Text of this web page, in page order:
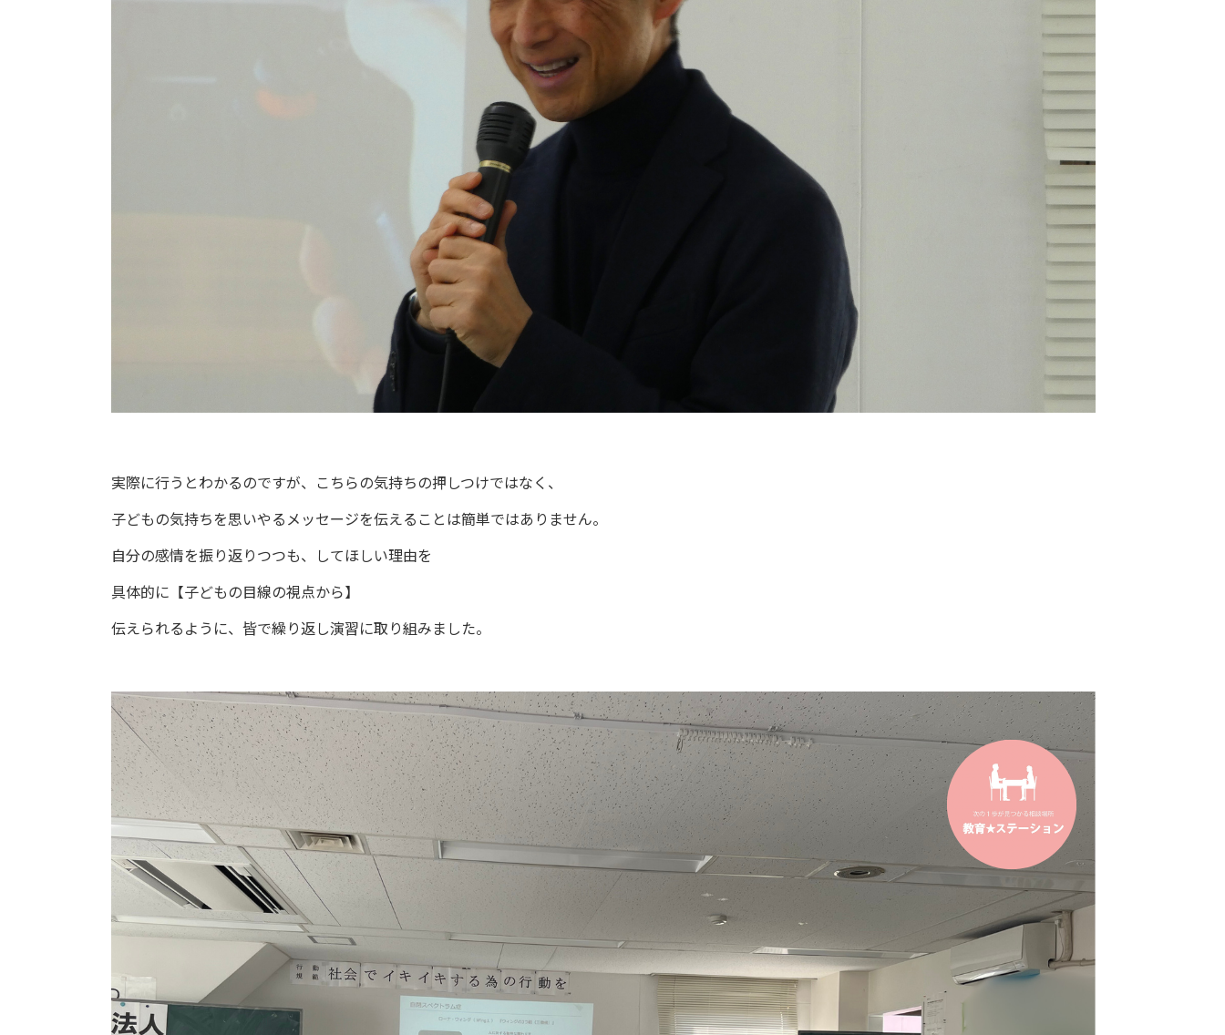
実際に行うとわかるのですが、こちらの気持ちの押しつけではなく、
子どもの気持ちを思いやるメッセージを伝えることは簡単ではありません。
自分の感情を振り返りつつも、してほしい理由を
具体的に【子どもの目線の視点から】
伝えられるように、皆で繰り返し演習に取り組みました。